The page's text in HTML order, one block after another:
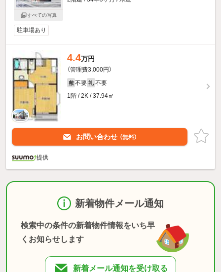
すべての写真
駐車場あり
4.4万円
（管理費3,000円）
敷 不要 礼 不要
1階 / 2K / 37.94㎡
お問い合わせ （無料）
提供
新着物件メール通知
検索中の条件の新着物件情報をいち早
くお知らせします
新着メール通知を受け取る